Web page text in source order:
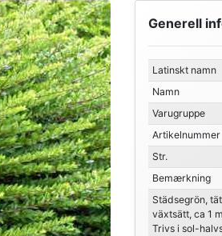
Generell
Latinskt namn
Namn
Varugruppe
Artikelnummer
Str.
Bemærkning
Städsegrön,
växtsätt, ca 1
Trivs i sol-